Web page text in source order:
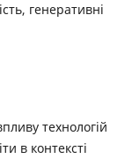
генеративні
технологій
в контексті